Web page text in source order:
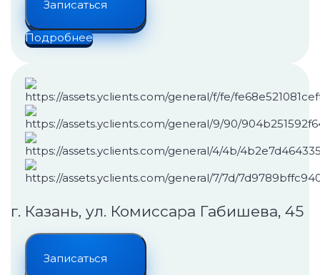
Записаться
Подробнее
г. Казань, ул. Комиссара Габишева, 45
Записаться